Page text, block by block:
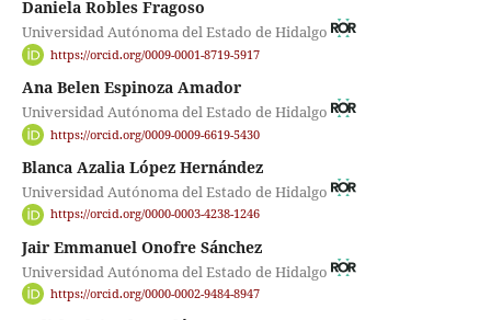
Daniela Robles Fragoso
Universidad Autónoma del Estado de Hidalgo
https://orcid.org/0009-0001-8719-5917
Ana Belen Espinoza Amador
Universidad Autónoma del Estado de Hidalgo
https://orcid.org/0009-0009-6619-5430
Blanca Azalia López Hernández
Universidad Autónoma del Estado de Hidalgo
https://orcid.org/0000-0003-4238-1246
Jair Emmanuel Onofre Sánchez
Universidad Autónoma del Estado de Hidalgo
https://orcid.org/0000-0002-9484-8947